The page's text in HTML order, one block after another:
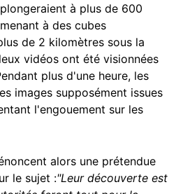
à plus de 600
à des cubes
de 2 kilomètres sous la
vidéos ont été visionnées
plus d'une heure, les
images supposément issues
l'engouement sur les
alors une prétendue
le sujet :"Leur découverte est